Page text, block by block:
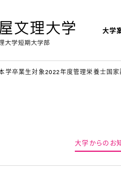
大学
大学
学卒業生対象2022年度管理栄養士国
大学からのお